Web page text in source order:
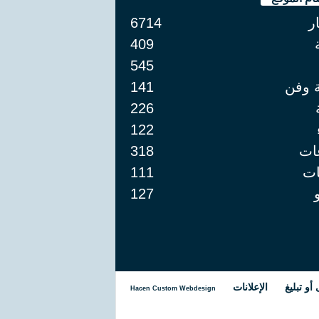
6714
409
545
وفن
141
226
122
318
111
127
تبليغ الإعلانات Hacen Custom Webdesign